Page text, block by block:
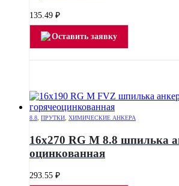
135.49 ₽
Оставить заявку
8.8 ПРУТКИ ХИМИЧЕСКИЕ АНКЕРА
16х270 RG M 8.8 шпилька
оцинкованная
293.55 ₽